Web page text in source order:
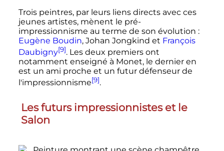
Trois peintres, par leurs liens directs avec ces
jeunes artistes, mènent le pré-
impressionnisme au terme de son évolution :
Eugène Boudin, Johan Jongkind et François
Daubigny[9]. Les deux premiers ont
notamment enseigné à Monet, le dernier en
est un ami proche et un futur défenseur de
l'impressionnisme[9].
Les futurs impressionnistes et le
Salon